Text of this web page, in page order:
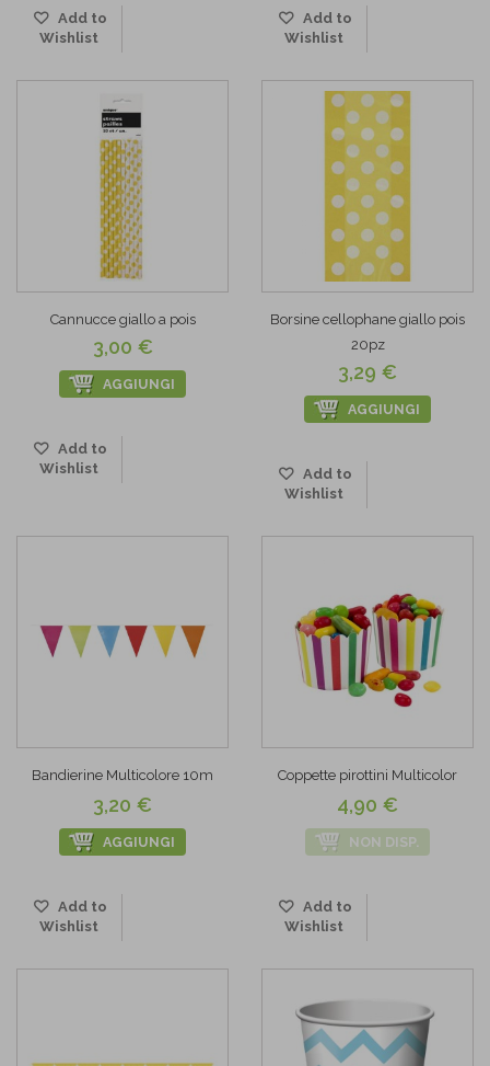
Add to
Wishlist
Add to
Wishlist
Cannucce giallo a pois
3,00 €
AGGIUNGI
Add to
Wishlist
Borsine cellophane giallo pois
20pz
3,29 €
AGGIUNGI
Add to
Wishlist
Bandierine Multicolore 10m
3,20 €
AGGIUNGI
Add to
Wishlist
Coppette pirottini Multicolor
4,90 €
NON DISP.
Add to
Wishlist